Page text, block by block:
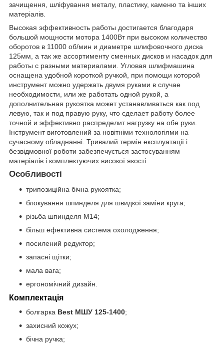
зачищення, шліфування металу, пластику, каменю та інших
матеріалів.
Высокая эффективность работы достигается благодаря
большой мощности мотора 1400Вт при высоком количество
оборотов в 11000 об/мин и диаметре шлифовочного диска
125мм, а так же ассортименту сменных дисков и насадок для
работы с разными материалами. Угловая шлифмашина
оснащена удобной короткой ручкой, при помощи которой
инструмент можно удержать двумя руками в случае
необходимости, или же работать одной рукой, а
дополнительная рукоятка может устанавливаться как под
левую, так и под правую руку, что сделает работу более
точной и эффективно распределит нагрузку на обе руки.
Інструмент виготовлений за новітніми технологіями на
сучасному обладнанні. Тривалий термін експлуатації і
безвідмовної роботи забезпечується застосуванням
матеріалів і комплектуючих високої якості.
Особливості
трипозиційна бічна рукоятка;
блокування шпинделя для швидкої заміни круга;
різьба шпинделя М14;
більш ефективна система охолодження;
посилений редуктор;
запасні щітки;
мала вага;
ергономічний дизайн.
Комплектація
болгарка Best МШУ 125-1400;
захисний кожух;
бічна ручка;